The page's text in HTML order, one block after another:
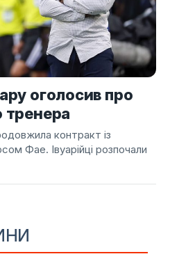
оголосив про
тренера
контракт із
Фае. Івуарійці розпочали